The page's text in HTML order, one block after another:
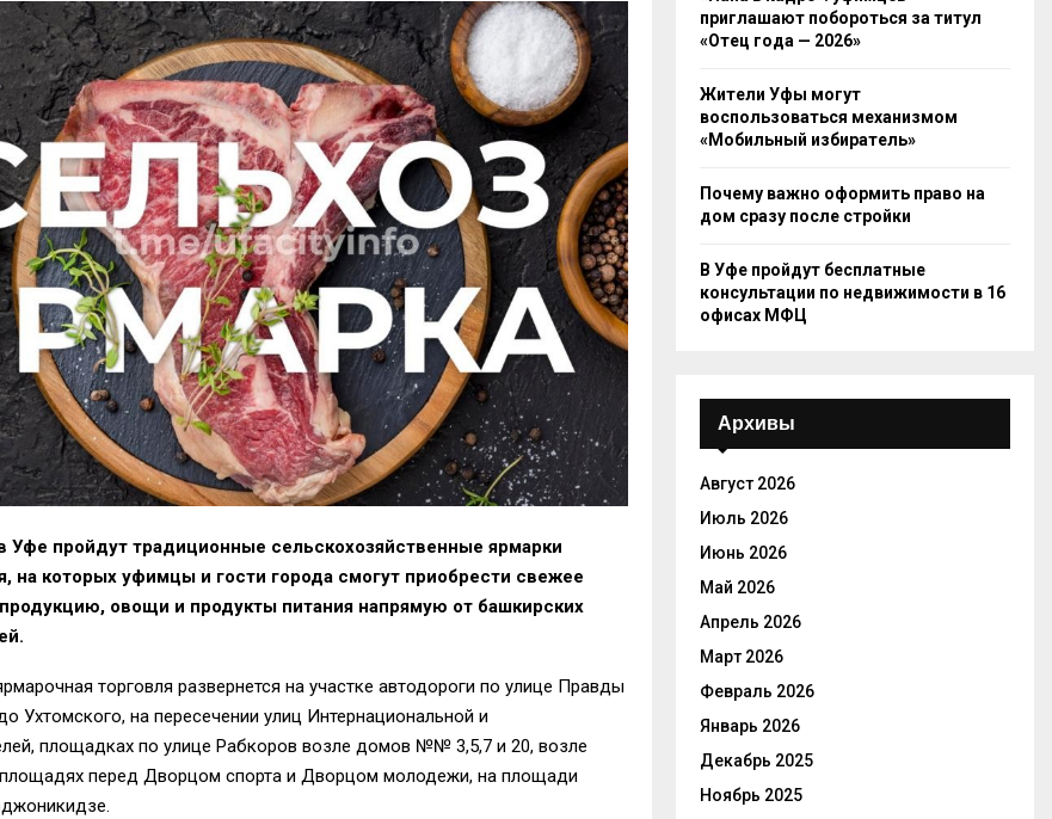
Уфе пройдут традиционные сельскохозяйственные ярмарки
на которых уфимцы и гости города смогут приобрести свежее
овощи и продукты питания напрямую от башкирских
торговля развернется на участке автодороги по улице Правды
Ухтомского, на пересечении улиц Интернациональной и
площадках по улице Рабкоров возле домов №№ 3,5,7 и 20, возле
площадях перед Дворцом спорта и Дворцом молодежи, на площади
приглашают побороться за титул
«Отец года — 2026»
Жители Уфы могут
воспользоваться механизмом
«Мобильный избиратель»
Почему важно оформить право на
дом сразу после стройки
В Уфе пройдут бесплатные
консультации по недвижимости в 16
офисах МФЦ
Архивы
Август 2026
Июль 2026
Июнь 2026
Май 2026
Апрель 2026
Март 2026
Февраль 2026
Январь 2026
Декабрь 2025
Ноябрь 2025